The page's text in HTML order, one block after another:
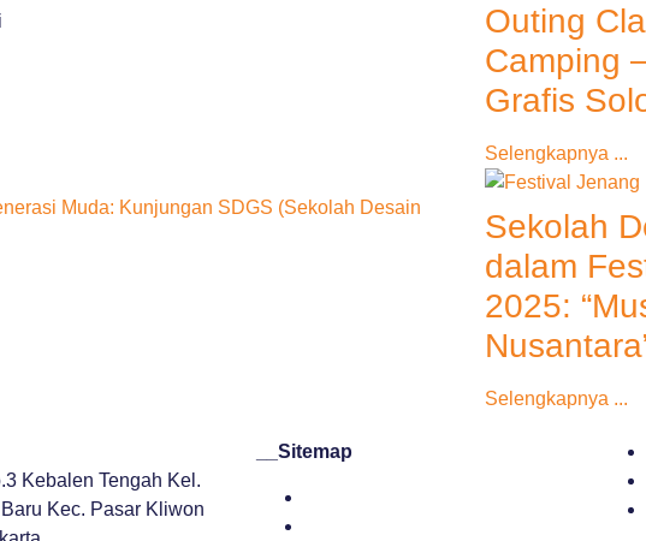
Muda: Kunjungan SDGS (Sekolah Desain
Outing
Camping
Grafis
Selengkapnya ...
Sekolah
dalam
2025:
Selengkapnya ...
Kebalen Tengah Kel.
Kec. Pasar Kliwon
Sitemap